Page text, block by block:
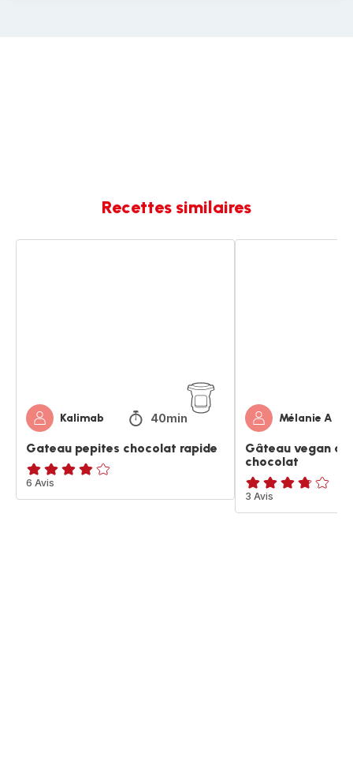
Recettes similaires
Kalimab 40min
Gateau pepites chocolat rapide
ratings.3.8
6 Avis
Mélanie A
Gâteau vegan
chocolat
ratings.3.7
3 Avis